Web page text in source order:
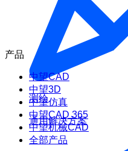
测绘
通用解决方案
产品
中望CAD
中望3D
中望仿真
中望CAD 365
中望机械CAD
全部产品